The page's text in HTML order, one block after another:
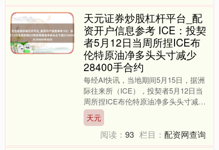
天元证券炒股杠杆平台_配
资开户信息参考 ICE：投契
者5月12日当周所捏ICE布
伦特原油净多头头寸减少
28400手合约
每经AI快讯，当地期间5月15日，据洲
际往来所（ICE），投契者5月12日当
周所捏ICE布伦特原油净多头头寸减少
28400手合约，至345805手合约，创最
近十....
天元
阅读：93 栏目：配资网查询